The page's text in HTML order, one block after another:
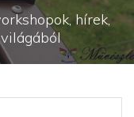
hírek,